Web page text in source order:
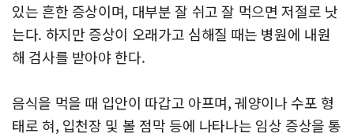
있는 흔한 증상이며, 대부분 잘 쉬고 잘 먹으면 저절로 낫
는다. 하지만 증상이 오래가고 심해질 때는 병원에 내원
해 검사를 받아야 한다.
음식을 먹을 때 입안이 따갑고 아프며, 궤양이나 수포 형
태로 혀, 입천장 및 볼 점막 등에 나타나는 임상 증상을 통